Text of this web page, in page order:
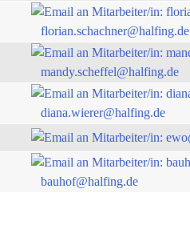
florian.schachner@halfing.de
mandy.scheffel@halfing.de
diana.wierer@halfing.de
bauhof@halfing.de